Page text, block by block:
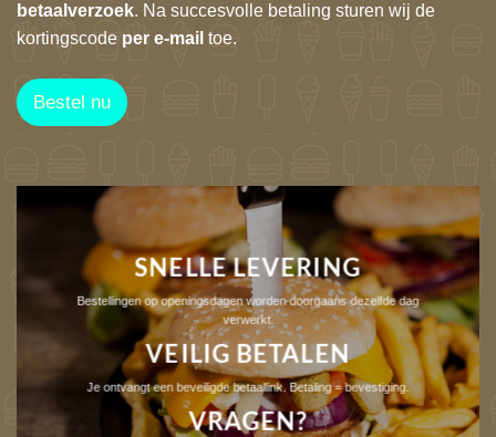
betaalverzoek. Na succesvolle betaling sturen wij de
kortingscode per e-mail toe.
A
d
A
Bestel nu
SNELLE LEVERING
Bestellingen op openingsdagen worden doorgaans dezelfde dag
verwerkt.
VEILIG BETALEN
Je ontvangt een beveiligde betaallink. Betaling = bevestiging.
VRAGEN?